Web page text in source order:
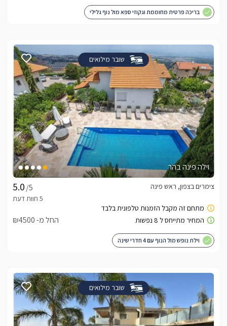
בריכה פרטית מחוממת וגקוזי ספא מול נוף גלילי
שובר מילואים
וילה פינה בהר
/5
צימרים בצפון, ראש פינה
החל מ- ₪4500
וילת נופש מול הנוף עם 4 חדרי שינה
שובר מילואים